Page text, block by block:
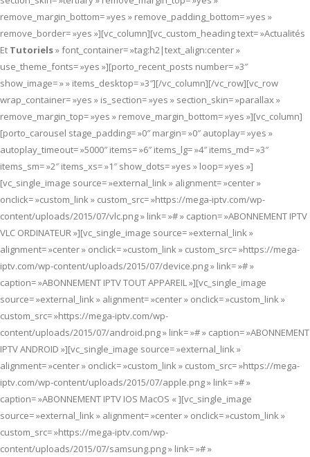
remove_margin_bottom= »yes » remove_padding_bottom= »yes »
remove_border= »yes »][vc_column][vc_custom_heading text= »Actualités
Et Tutoriels» font_container= »tag:h2|text_align:center »
use_theme_fonts= »yes »][porto_recent_posts number= »3″
show_image= » » items_desktop= »3″][/vc_column][/vc_row][vc_row
wrap_container= »yes » is_section= »yes » section_skin= »parallax »
remove_margin_top= »yes » remove_margin_bottom= »yes »][vc_column]
[porto_carousel stage_padding= »0″ margin= »0″ autoplay= »yes »
autoplay_timeout= »5000″ items= »6″ items_lg= »4″ items_md= »3″
items_sm= »2″ items_xs= »1″ show_dots= »yes » loop= »yes »]
[vc_single_image source= »external_link » alignment= »center »
onclick= »custom_link » custom_src= »https://mega-iptv.com/wp-
content/uploads/2015/07/vlc.png » link= »# » caption= »ABONNEMENT IPTV
VLC ORDINATEUR »][vc_single_image source= »external_link »
alignment= »center » onclick= »custom_link » custom_src= »https://mega-
iptv.com/wp-content/uploads/2015/07/device.png » link= »# »
caption= »ABONNEMENT IPTV TOUT APPAREIL »][vc_single_image
source= »external_link » alignment= »center » onclick= »custom_link »
custom_src= »https://mega-iptv.com/wp-
content/uploads/2015/07/android.png » link= »# » caption= »ABONNEMENT
IPTV ANDROID »][vc_single_image source= »external_link »
alignment= »center » onclick= »custom_link » custom_src= »https://mega-
iptv.com/wp-content/uploads/2015/07/apple.png » link= »# »
caption= »ABONNEMENT IPTV IOS MacOS « ][vc_single_image
source= »external_link » alignment= »center » onclick= »custom_link »
custom_src= »https://mega-iptv.com/wp-
content/uploads/2015/07/samsung.png » link= »# »